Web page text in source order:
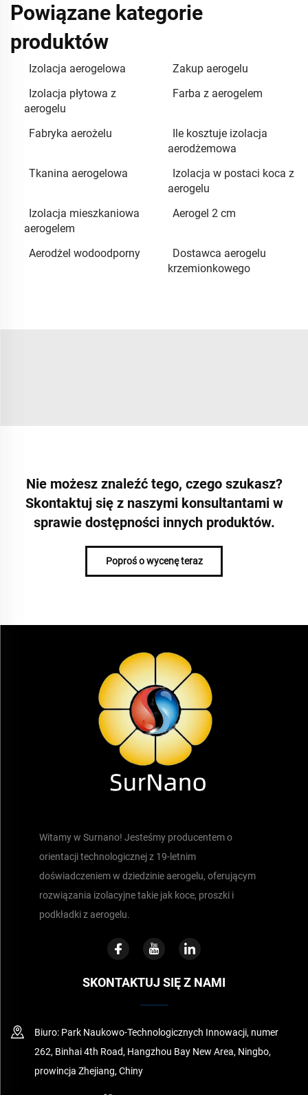
Powiązane kategorie
produktów
Izolacja aerogelowa
Zakup aerogelu
Izolacja płytowa z
aerogelu
Farba z aerogelem
Fabryka aerożelu
Ile kosztuje izolacja
aerodżemowa
Tkanina aerogelowa
Izolacja w postaci koca z
aerogelu
Izolacja mieszkaniowa
aerogelem
Aerogel 2 cm
Aerodżel wodoodporny
Dostawca aerogelu
krzemionkowego
Nie możesz znaleźć tego, czego szukasz?
Skontaktuj się z naszymi konsultantami w
sprawie dostępności innych produktów.
Poproś o wycenę teraz
Witamy w Surnano! Jesteśmy producentem o
orientacji technologicznej z 19-letnim
doświadczeniem w dziedzinie aerogelu, oferującym
rozwiązania izolacyjne takie jak koce, proszki i
podkładki z aerogelu.
SKONTAKTUJ SIĘ Z NAMI
Biuro: Park Naukowo-Technologicznych Innowacji, numer
262, Binhai 4th Road, Hangzhou Bay New Area, Ningbo,
prowincja Zhejiang, Chiny